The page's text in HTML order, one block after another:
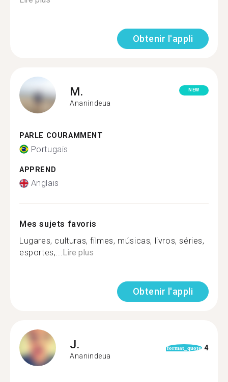
Obtenir l'appli
M.
Ananindeua
NEW
PARLE COURAMMENT
Portugais
APPREND
Anglais
Mes sujets favoris
Lugares, culturas, filmes, músicas, livros, séries,
esportes,...Lire plus
Obtenir l'appli
J.
Ananindeua
format_quote 4